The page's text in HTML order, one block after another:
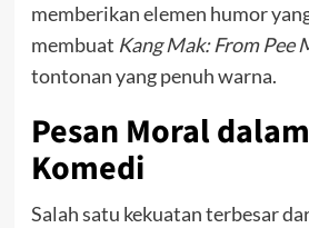
memberikan elemen humor
membuat Kang Mak: From Pee
tontonan yang penuh warna.
Pesan Moral
Komedi
Salah satu kekuatan terbesar